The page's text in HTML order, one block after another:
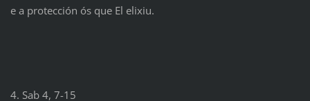
e a protección ós que El elixiu.
4. Sab 4, 7-15